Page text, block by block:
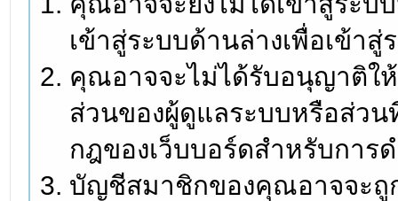
เข้าสู่ระบบด้านล่างเพื่อเข้า
คุณอาจจะไม่ได้รับอนุญาติใ
ส่วนของผู้ดูแลระบบหรือส่ว
กฎของเว็บบอร์ดสำหรับการ
บัญชีสมาชิกของคุณอาจจะถู